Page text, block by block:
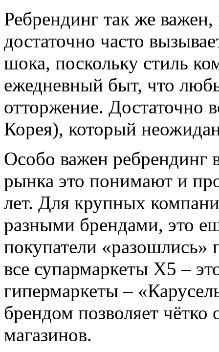
Ребрендинг так же
достаточно часто
шока, поскольку стиль
ежедневный быт, что
отторжение.
Корея), который
Особо важен ребрендинг
рынка это понимают и
лет. Для крупных
разными брендами, это
покупатели
все супармаркеты Х5 –
гипермаркеты –
брендом позволяет
магазинов.